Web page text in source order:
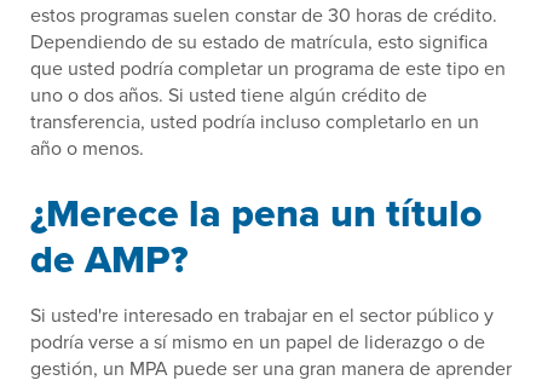
estos programas suelen constar de 30 horas de crédito.
Dependiendo de su estado de matrícula, esto significa
que usted podría completar un programa de este tipo en
uno o dos años. Si usted tiene algún crédito de
transferencia, usted podría incluso completarlo en un
año o menos.
¿Merece la pena un título
de AMP?
Si usted're interesado en trabajar en el sector público y
podría verse a sí mismo en un papel de liderazgo o de
gestión, un MPA puede ser una gran manera de aprender